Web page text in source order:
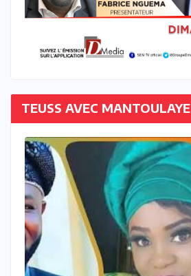
TEUSS AVEC MANTOULAYE